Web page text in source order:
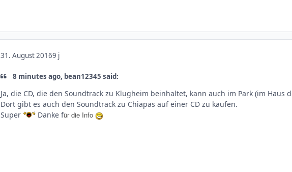
31. August 20169 j
8 minutes ago, bean12345 said:
Ja, die CD, die den Soundtrack zu Klugheim beinhaltet, kann auch im Park (im Haus
Dort gibt es auch den Soundtrack zu Chiapas auf einer CD zu kaufen.
Super
Danke für die Info